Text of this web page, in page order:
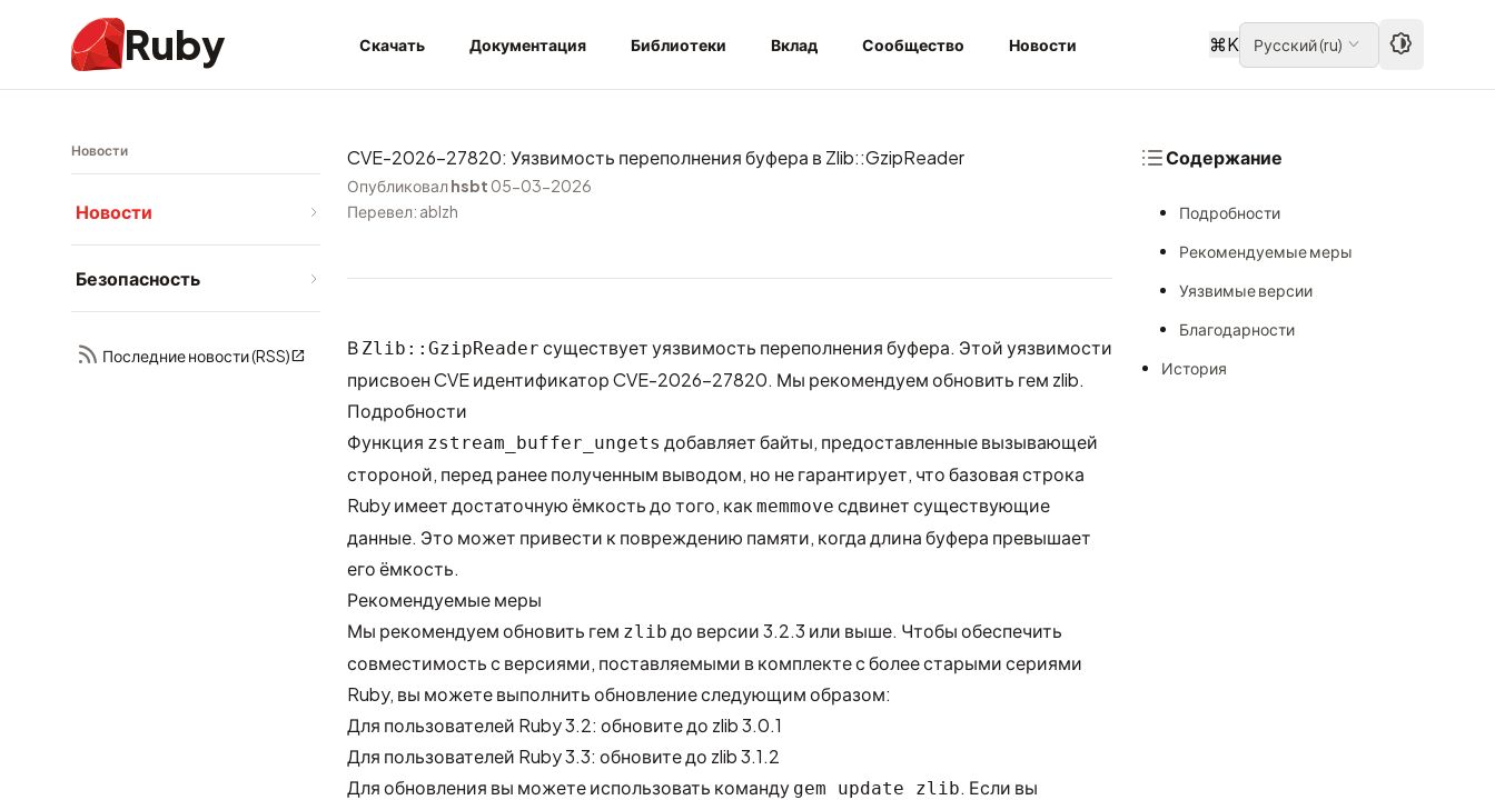
Ruby Скачать Документация Библиотеки Вклад Сообщество Новости ⌘K Русский(ru)
Новости
Новости
Безопасность
Последние новости (RSS)
CVE-2026-27820: Уязвимость переполнения буфера в Zlib::GzipReader
Опубликовалhsbt 05-03-2026
Перевел: ablzh
В Zlib::GzipReader существует уязвимость переполнения буфера. Этой уязвимости
присвоен CVE идентификаторCVE-2026-27820. Мы рекомендуем обновить гем zlib.
Подробности
Функция zstream_buffer_ungets добавляет байты, предоставленные вызывающей
стороной, перед ранее полученным выводом, но не гарантирует, что базовая строка
Ruby имеет достаточную ёмкость до того, как memmove сдвинет существующие
данные. Это может привести к повреждению памяти, когда длина буфера превышает
его ёмкость.
Рекомендуемые меры
Мы рекомендуем обновить гем zlib до версии 3.2.3 или выше. Чтобы обеспечить
совместимость с версиями, поставляемыми в комплекте с более старыми сериями
Ruby, вы можете выполнить обновление следующим образом:
Для пользователей Ruby 3.2: обновите до zlib 3.0.1
Для пользователей Ruby 3.3: обновите до zlib 3.1.2
Для обновления вы можете использовать команду gem update zlib. Если вы
Содержание
Подробности
Рекомендуемые меры
Уязвимые версии
Благодарности
История